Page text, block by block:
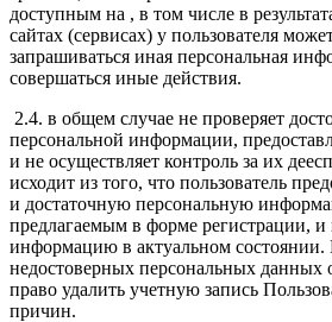
доступным на , в том числе в
сайтах (сервисах) у пользователя
запрашиваться иная персональная
совершаться иные действия.
2.4. в общем случае не проверяет
персональной информации,
и не осуществляет контроль за их
исходит из того, что пользователь
и достаточную персональную
предлагаемым в форме регистрации, и
информацию в актуальном состоянии.
недостоверных персональных данных
право удалить учетную запись
причин.